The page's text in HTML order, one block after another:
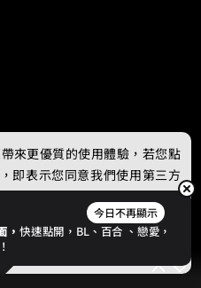
今日不再顯示
，快速點開，BL、 百合 、戀愛，
來更優質的使用體驗，若您點
即表示您同意我們使用第三方
私權政策。
意